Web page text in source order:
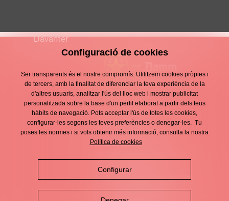
Davanter
Enllaços
d'interès
Contacte
Footer
menu
Avís legal
Política de privacitat
Política de cookies
Política de xarxes socials
Configuració de cookies
Ser transparents és el nostre compromís. Utilitzem cookies pròpies i
de tercers, amb la finalitat de diferenciar la teva experiència de la
d'altres usuaris, analitzar l'ús del lloc web i mostrar publicitat
personalitzada sobre la base d'un perfil elaborat a partir dels teus
hàbits de navegació. Pots acceptar l'ús de totes les cookies,
configurar-les segons les teves preferències o denegar-les. Tu
poses les normes i si vols obtenir més informació, consulta la nostra
Política de cookies
Configurar